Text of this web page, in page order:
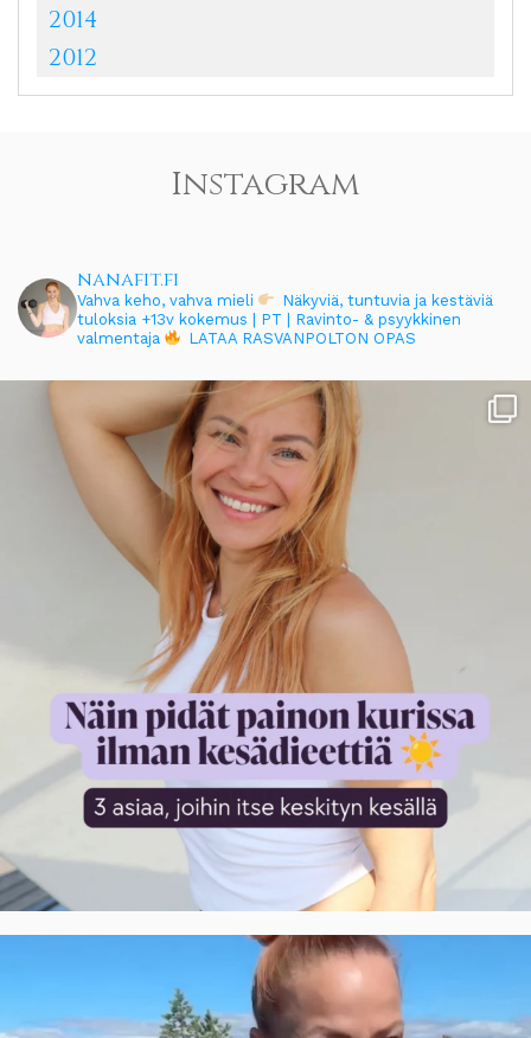
2014
2012
Instagram
nanafit.fi
Vahva keho, vahva mieli
Näkyviä, tuntuvia ja kestäviä
tuloksia +13v kokemus | PT | Ravinto- & psyykkinen
valmentaja
LATAA RASVANPOLTON OPAS